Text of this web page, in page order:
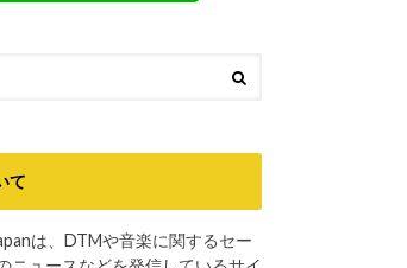
は、DTMや音楽に関するセー
い。